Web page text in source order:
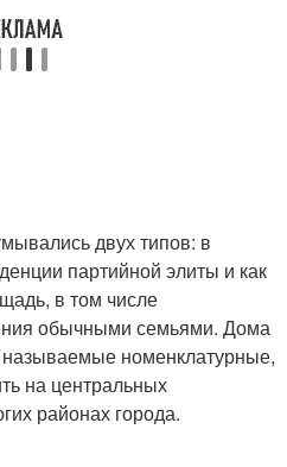
двух типов: в
партийной элиты и как
в том числе
обычными семьями. Дома
называемые номенклатурные,
на центральных
районах города.